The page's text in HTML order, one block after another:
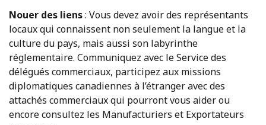
Nouer des liens: Vous devez avoir des représentants
locaux qui connaissent non seulement la langue et la
culture du pays, mais aussi son labyrinthe
réglementaire. Communiquez avec le Service des
délégués commerciaux, participez aux missions
diplomatiques canadiennes à l’étranger avec des
attachés commerciaux qui pourront vous aider ou
encore consultez les Manufacturiers et Exportateurs